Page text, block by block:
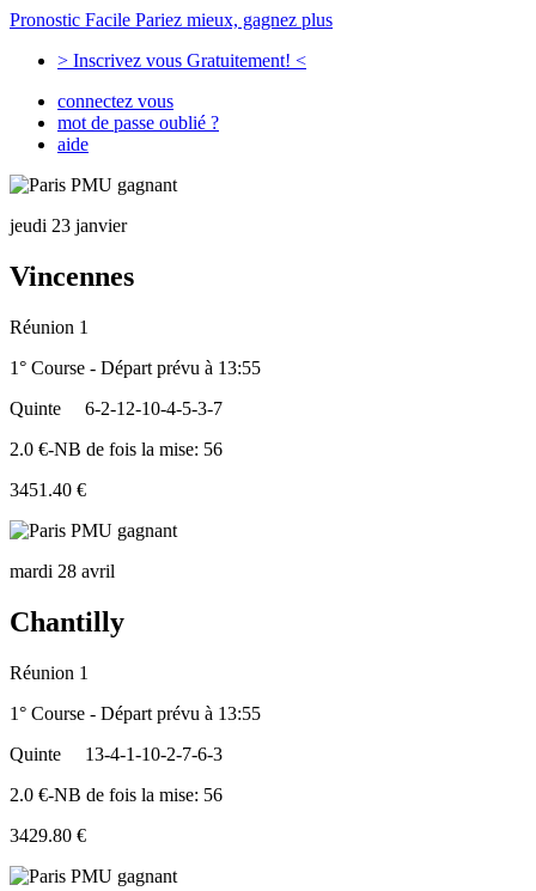
Pronostic Facile Pariez mieux, gagnez plus
> Inscrivez vous Gratuitement! <
connectez vous
mot de passe oublié ?
aide
jeudi 23 janvier
Vincennes
Réunion 1
1° Course - Départ prévu à 13:55
Quinte
6-2-12-10-4-5-3-7
2.0 €-NB de fois la mise: 56
3451.40 €
mardi 28 avril
Chantilly
Réunion 1
1° Course - Départ prévu à 13:55
Quinte
13-4-1-10-2-7-6-3
2.0 €-NB de fois la mise: 56
3429.80 €